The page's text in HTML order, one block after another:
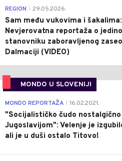
REGION 29.05.2026.
Sam među vukovima i šakalima:
Nevjerovatna reportaža o
stanovniku zaboravljenog
Dalmaciji (VIDEO)
MONDO U SLOVENIJI
MONDO REPORTAŽA 16.02.2021.
"Socijalističko čudo nostalgično
Jugoslavijom": Velenje je
ali je u duši ostalo Titovo!